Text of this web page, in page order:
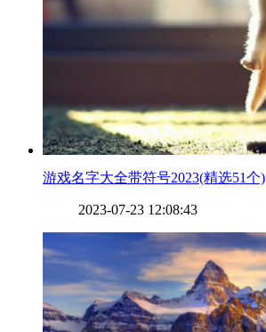
​游戏名字大全带符号2023(精选51个)
2023-07-23 12:08:43